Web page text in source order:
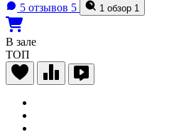
5 отзывов 5 1 обзор 1
В зале
ТОП